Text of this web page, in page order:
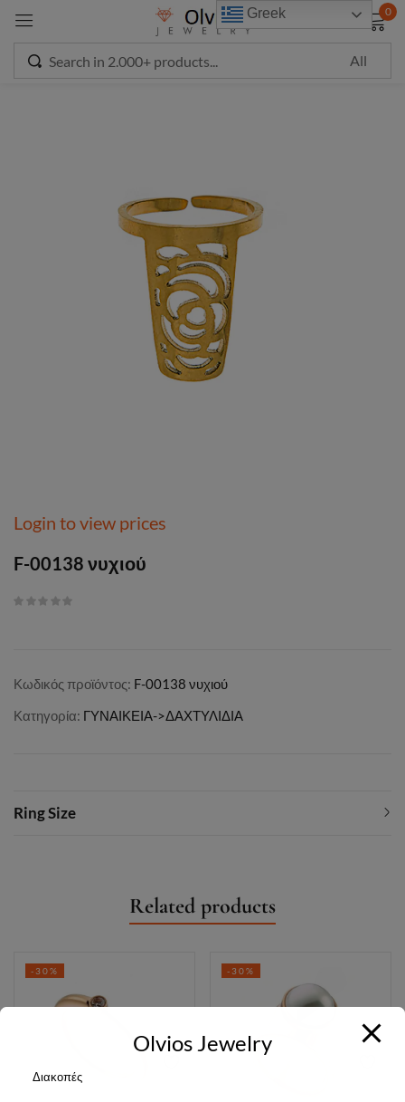
0
Login to view prices
F-00138 νυχιού
Κωδικός προϊόντος: F-00138 νυχιού
Κατηγορία: ΓΥΝΑΙΚΕΙΑ->ΔΑΧΤΥΛΙΔΙΑ
Ring Size
Related products
-30% -30%
Greek
Sign in
Remember me
LOG IN
CREATE AN ACCOUNT
modal-check
Olvios Jewelry
Διακοπές